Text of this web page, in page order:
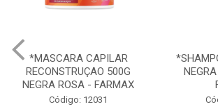
*MASCARA CAPILAR
RECONSTRUÇAO 500G
NEGRA ROSA - FARMAX
Código: 12031